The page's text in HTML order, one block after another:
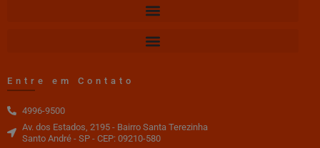
Entre em Contato
4996-9500
Av. dos Estados, 2195 - Bairro Santa Terezinha
Santo André - SP - CEP: 09210-580